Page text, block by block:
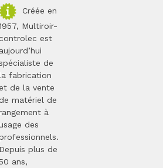
Créée en
Multiroir-
controlec est
aujourd’hui
de
fabrication
et de la vente
de matériel de
à
des
Depuis plus de
50 ans,